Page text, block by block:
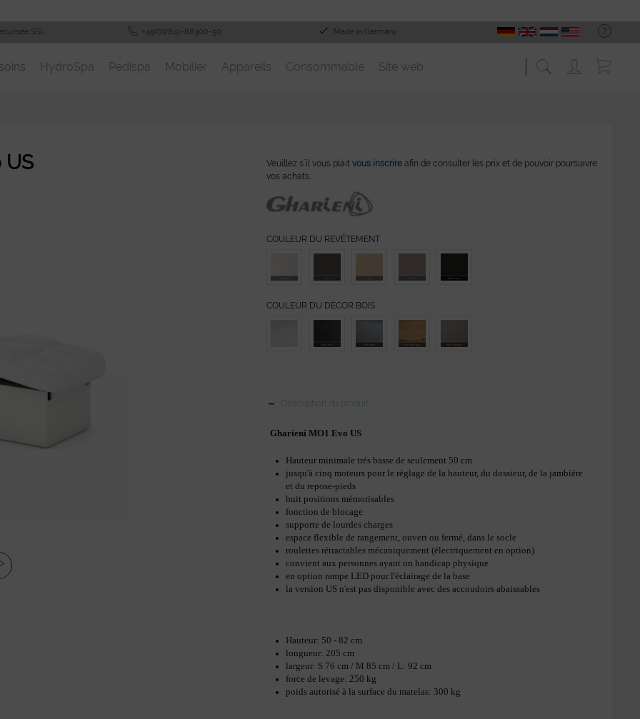
SSL +49(0)2841-88300-50 Made in Germany
HydroSpa Pedispa Mobilier Appareils Consommable Site web
US Veuillez s´il vous plaitvous inscrire afin de consulter les prix et de pouvoir poursuivre
vos achats.
COULEUR DU REVÊTEMENT
COULEUR DU DÉCOR BOIS
Description du produit
Gharieni MO1 Evo US
Hauteur minimale trés basse de seulement 50 cm
jusqu'à cinq moteurs pour le réglage de la hauteur, du dossieur, de la jambière
et du repose-pieds
huit positions mémorisables
fonction de blocage
supporte de lourdes charges
espace flexible de rangement, ouvert ou fermé, dans le socle
roulettes rétractables mécaniquement (électriquement en option)
convient aux personnes ayant un handicap physique
en option rampe LED pour l'éclairage de la base
la version US n'est pas disponible avec des accoudoirs abaissables
Hauteur: 50 - 82 cm
longueur: 205 cm
largeur: S 76 cm / M 85 cm / L: 92 cm
force de levage: 250 kg
poids autorisé à la surface du matelas: 300 kg